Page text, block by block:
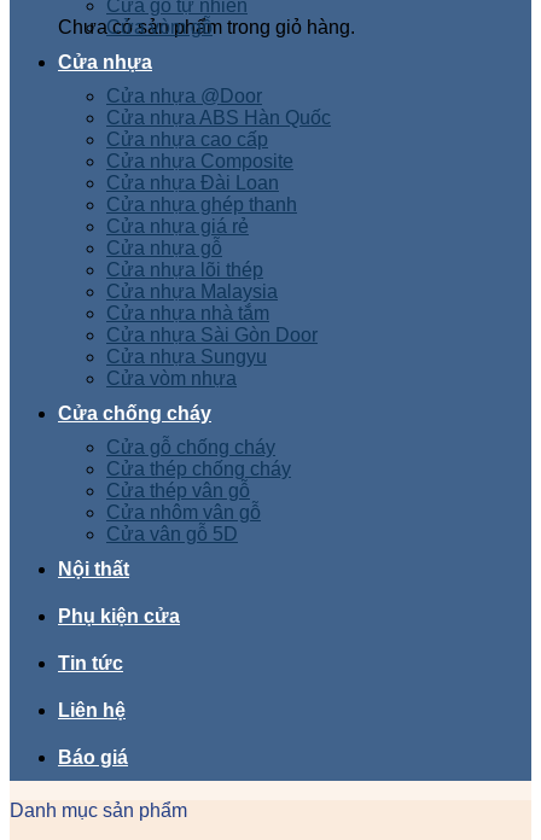
Chưa có sản phẩm trong giỏ hàng.
Cửa gỗ tự nhiên
Cửa vòm gỗ
Cửa nhựa
Cửa nhựa @Door
Cửa nhựa ABS Hàn Quốc
Cửa nhựa cao cấp
Cửa nhựa Composite
Cửa nhựa Đài Loan
Cửa nhựa ghép thanh
Cửa nhựa giá rẻ
Cửa nhựa gỗ
Cửa nhựa lõi thép
Cửa nhựa Malaysia
Cửa nhựa nhà tắm
Cửa nhựa Sài Gòn Door
Cửa nhựa Sungyu
Cửa vòm nhựa
Cửa chống cháy
Cửa gỗ chống cháy
Cửa thép chống cháy
Cửa thép vân gỗ
Cửa nhôm vân gỗ
Cửa vân gỗ 5D
Nội thất
Phụ kiện cửa
Tin tức
Liên hệ
Báo giá
Danh mục sản phẩm